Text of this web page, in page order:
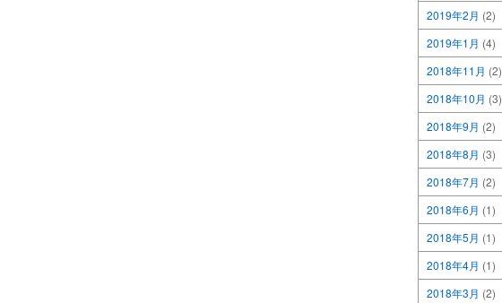
2019年2月 (2)
2019年1月 (4)
2018年11月 (2)
2018年10月 (3)
2018年9月 (2)
2018年8月 (3)
2018年7月 (2)
2018年6月 (1)
2018年5月 (1)
2018年4月 (1)
2018年3月 (2)